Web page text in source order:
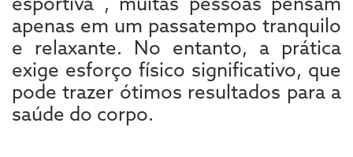
apenas em um passatempo tranquilo
e relaxante. No entanto, a prática
exige esforço físico significativo, que
pode trazer ótimos resultados para a
saúde do corpo.